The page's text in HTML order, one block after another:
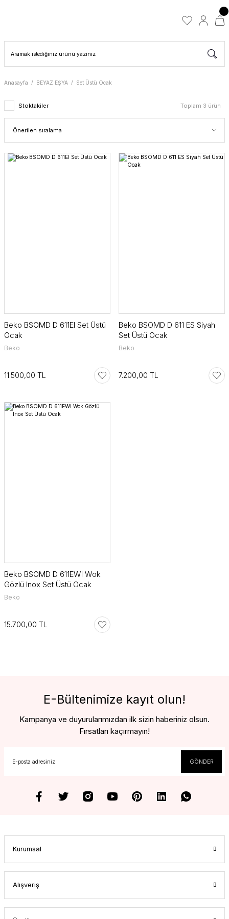
Anasayfa BEYAZ EŞYA Set Üstü Ocak
Stoktakiler Toplam 3 ürün
Beko BSOMD D 611EI Set Üstü
Ocak
Beko
11.500,00 TL
Beko BSOMD D 611 ES Siyah
Set Üstü Ocak
Beko
7.200,00 TL
Beko BSOMD D 611EWI Wok
Gözlü Inox Set Üstü Ocak
Beko
15.700,00 TL
E-Bültenimize kayıt olun!
Kampanya ve duyurularımızdan ilk sizin haberiniz olsun.
Fırsatları kaçırmayın!
GÖNDER
Kurumsal
Alışveriş